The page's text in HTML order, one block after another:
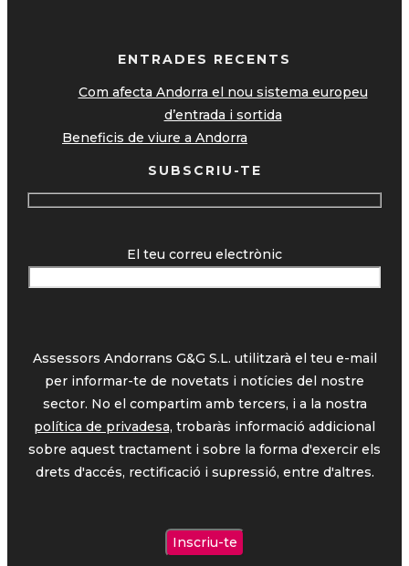
ENTRADES RECENTS
Com afecta Andorra el nou sistema europeu
d’entrada i sortida
Beneficis de viure a Andorra
SUBSCRIU-TE
El teu correu electrònic
Assessors Andorrans G&G S.L. utilitzarà el teu e-mail
per informar-te de novetats i notícies del nostre
sector. No el compartim amb tercers, i a la nostra
política de privadesa, trobaràs informació addicional
sobre aquest tractament i sobre la forma d'exercir els
drets d'accés, rectificació i supressió, entre d'altres.